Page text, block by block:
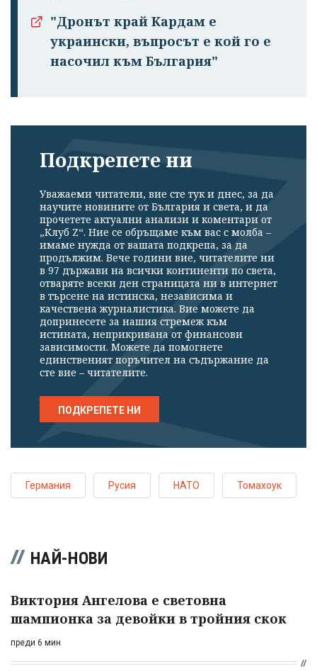
"Дронът край Кардам е
украински, въпросът е кой го е
насочил към България"
Подкрепете ни
Уважаеми читатели, вие сте тук и днес, за да
научите новините от България и света, и да
прочетете актуални анализи и коментари от
„Клуб Z“. Ние се обръщаме към вас с молба –
имаме нужда от вашата подкрепа, за да
продължим. Вече години вие, читателите ни
в 97 държави на всички континенти по света,
отваряте всеки ден страницата ни в интернет
в търсене на истинска, независима и
качествена журналистика. Вие можете да
допринесете за нашия стремеж към
истината, неприкривана от финансови
зависимости. Можете да помогнете
единственият поръчител на съдържание да
сте вие – читателите.
ПОДКРЕПЕТЕ НИ
Германия Русия НАТО Томахоук
НАЙ-НОВИ
Виктория Ангелова е световна
шампионка за девойки в тройния скок
преди 6 мин